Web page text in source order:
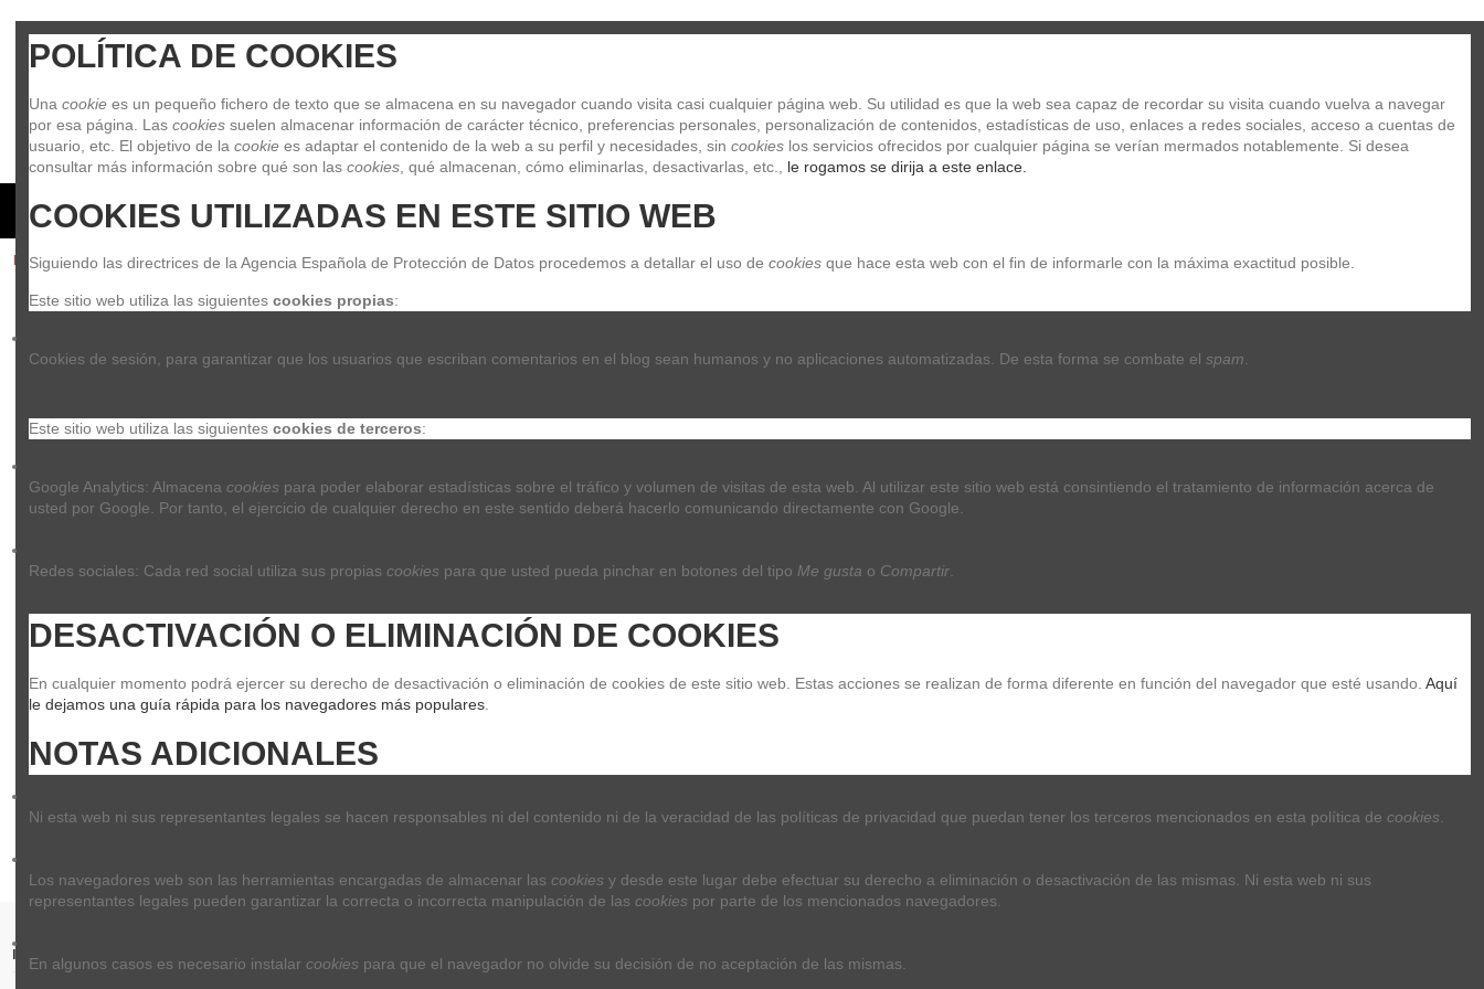
Iniciar sesión
GUITARRAS Y BAJOS BATERIAS Y PERCUSION PIANOS Y TECLADOS SONIDO
Inicio Guitarras y Bajos Accesorios para guitarras y bajos Productos para el cuidado D'ADDARIO HYDRATE PW-FBC Limpiador para diapasón de guitarra
D'ADDARIO HYDRATE PW-FBC Limpiador para diapasón de
guitarra
5,90 €
Impuestos incluidos
Detalles del producto Reviews(0)
Información relevante
POLÍTICA DE COOKIES
Una cookie es un pequeño fichero de texto que se almacena en su navegador cuando visita casi cualquier página web. Su utilidad es que la web sea capaz de recordar su visita cuando vuelva a navegar
por esa página. Las cookies suelen almacenar información de carácter técnico, preferencias personales, personalización de contenidos, estadísticas de uso, enlaces a redes sociales, acceso a cuentas de
usuario, etc. El objetivo de la cookie es adaptar el contenido de la web a su perfil y necesidades, sin cookies los servicios ofrecidos por cualquier página se verían mermados notablemente. Si desea
consultar más información sobre qué son las cookies , qué almacenan, cómo eliminarlas, desactivarlas, etc., le rogamos se dirija a este enlace.
COOKIES UTILIZADAS EN ESTE SITIO WEB
Siguiendo las directrices de la Agencia Española de Protección de Datos procedemos a detallar el uso de cookies que hace esta web con el fin de informarle con la máxima exactitud posible.
Este sitio web utiliza las siguientes cookies propias:
Cookies de sesión, para garantizar que los usuarios que escriban comentarios en el blog sean humanos y no aplicaciones automatizadas. De esta forma se combate el spam
Este sitio web utiliza las siguientes cookies de terceros:
Google Analytics: Almacena cookies para poder elaborar estadísticas sobre el tráfico y volumen de visitas de esta web. Al utilizar este sitio web está consintiendo el tratamiento de información acerca de
usted por Google. Por tanto, el ejercicio de cualquier derecho en este sentido deberá hacerlo comunicando directamente con Google.
Redes sociales: Cada red social utiliza sus propias cookies para que usted pueda pinchar en botones del tipo Me gusta o Compartir
DESACTIVACIÓN O ELIMINACIÓN DE COOKIES
En cualquier momento podrá ejercer su derecho de desactivación o eliminación de cookies de este sitio web. Estas acciones se realizan de forma diferente en función del navegador que esté usando. Aquí
le dejamos una guía rápida para los navegadores más populares
NOTAS ADICIONALES
Ni esta web ni sus representantes legales se hacen responsables ni del contenido ni de la veracidad de las políticas de privacidad que puedan tener los terceros mencionados en esta política de cookies.
Los navegadores web son las herramientas encargadas de almacenar las cookies y desde este lugar debe efectuar su derecho a eliminación o desactivación de las mismas. Ni esta web ni sus
representantes legales pueden garantizar la correcta o incorrecta manipulación de las cookies por parte de los mencionados navegadores.
En algunos casos es necesario instalar cookies para que el navegador no olvide su decisión de no aceptación de las mismas.